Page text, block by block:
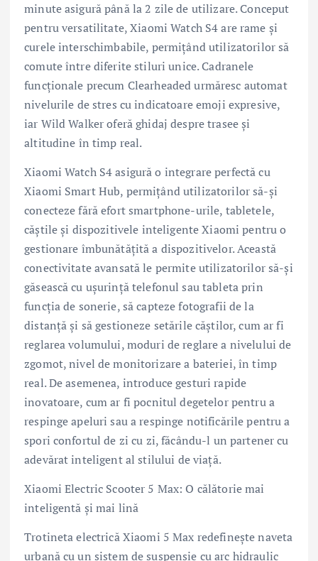
minute asigură până la 2 zile de utilizare. Conceput
pentru versatilitate, Xiaomi Watch S4 are rame și
curele interschimbabile, permițând utilizatorilor să
comute între diferite stiluri unice. Cadranele
funcționale precum Clearheaded urmăresc automat
nivelurile de stres cu indicatoare emoji expresive,
iar Wild Walker oferă ghidaj despre trasee și
altitudine în timp real.
Xiaomi Watch S4 asigură o integrare perfectă cu
Xiaomi Smart Hub, permițând utilizatorilor să-și
conecteze fără efort smartphone-urile, tabletele,
căștile și dispozitivele inteligente Xiaomi pentru o
gestionare îmbunătățită a dispozitivelor. Această
conectivitate avansată le permite utilizatorilor să-și
găsească cu ușurință telefonul sau tableta prin
funcția de sonerie, să capteze fotografii de la
distanță și să gestioneze setările căștilor, cum ar fi
reglarea volumului, moduri de reglare a nivelului de
zgomot, nivel de monitorizare a bateriei, în timp
real. De asemenea, introduce gesturi rapide
inovatoare, cum ar fi pocnitul degetelor pentru a
respinge apeluri sau a respinge notificările pentru a
spori confortul de zi cu zi, făcându-l un partener cu
adevărat inteligent al stilului de viață.
Xiaomi Electric Scooter 5 Max: O călătorie mai
inteligentă și mai lină
Trotineta electrică Xiaomi 5 Max redefinește naveta
urbană cu un sistem de suspensie cu arc hidraulic